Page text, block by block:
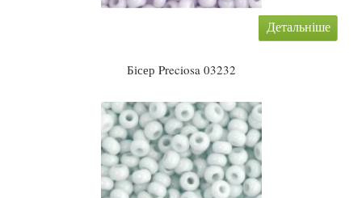
Детальніше
Бісер Preciosa 03232